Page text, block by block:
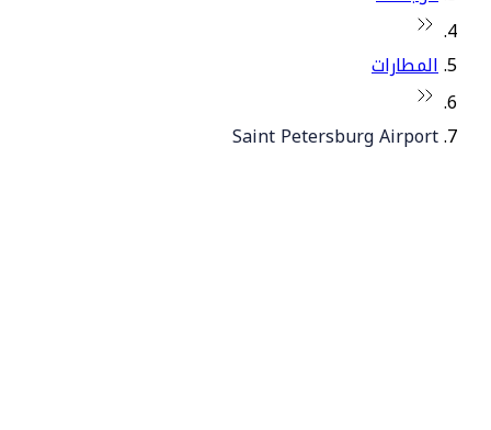
المطارات
Saint Petersburg Airport